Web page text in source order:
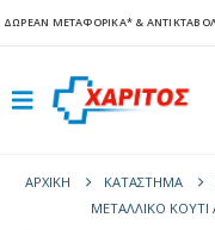
ΔΩΡΕΑΝ ΜΕΤΑΦΟΡΙΚΑ* &
ΑΡΧΙΚΉ ΚΑΤΆΣΤΗΜΑ
ΜΕΤΑΛΛΙΚΌ ΚΟΥΤΊ